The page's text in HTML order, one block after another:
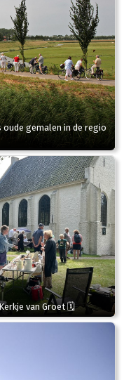
gemalen in de regio
van Groet 🗓